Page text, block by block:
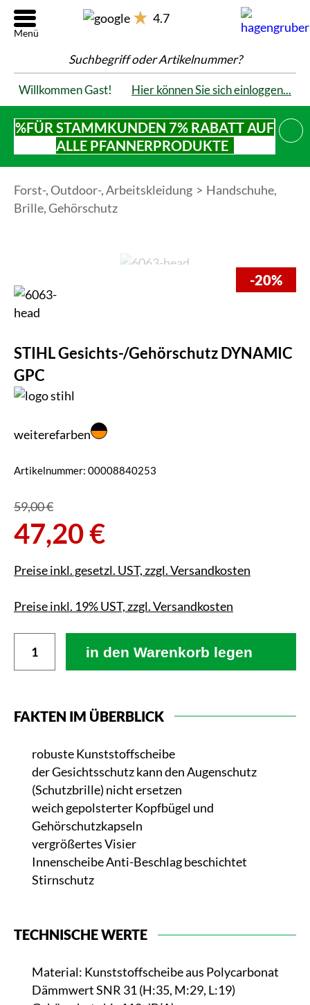
4.7
Suchbegriff oder Artikelnummer?
Willkommen Gast! Hier können Sie sich einloggen...
%FÜR STAMMKUNDEN 7% RABATT AUF
ALLE PFANNERPRODUKTE
Forst-, Outdoor-, Arbeitskleidung
Handschuhe,
Brille, Gehörschutz
STIHL Gesichts-/Gehörschutz DYNAMIC
GPC
weiterefarben
Artikelnummer: 00008840253
59,00 €
47,20 €
Preise inkl. gesetzl. UST, zzgl. Versandkosten
Preise inkl. 19% UST, zzgl. Versandkosten
in den Warenkorb legen
-20%
FAKTEN IM ÜBERBLICK
robuste Kunststoffscheibe
der Gesichtsschutz kann den Augenschutz
(Schutzbrille) nicht ersetzen
weich gepolsterter Kopfbügel und
Gehörschutzkapseln
vergrößertes Visier
Innenscheibe Anti-Beschlag beschichtet
Stirnschutz
TECHNISCHE WERTE
Material: Kunststoffscheibe aus Polycarbonat
Dämmwert SNR 31 (H:35, M:29, L:19)